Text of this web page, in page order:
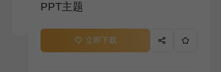
PPT主题
立即下载